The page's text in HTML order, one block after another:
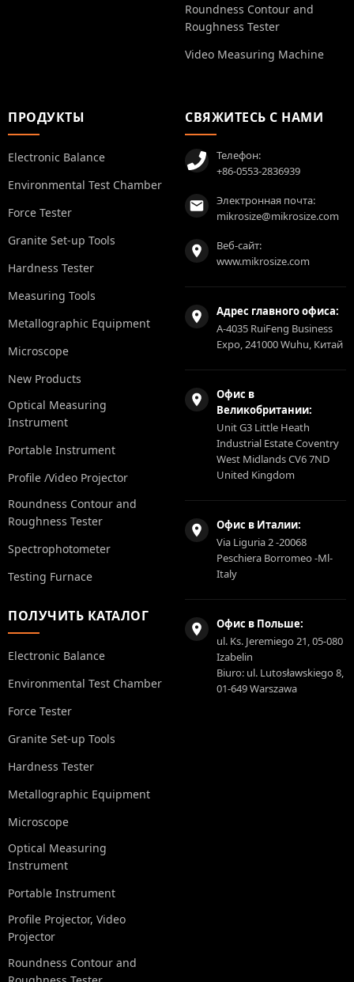
Roundness Contour and
Roughness Tester
Video Measuring Machine
ПРОДУКТЫ
Electronic Balance
Environmental Test Chamber
Force Tester
Granite Set-up Tools
Hardness Tester
Measuring Tools
Metallographic Equipment
Microscope
New Products
Optical Measuring
Instrument
Portable Instrument
Profile /Video Projector
Roundness Contour and
Roughness Tester
Spectrophotometer
Testing Furnace
ПОЛУЧИТЬ КАТАЛОГ
Electronic Balance
Environmental Test Chamber
Force Tester
Granite Set-up Tools
Hardness Tester
Metallographic Equipment
Microscope
Optical Measuring
Instrument
Portable Instrument
Profile Projector, Video
Projector
Roundness Contour and
СВЯЖИТЕСЬ С НАМИ
Телефон:
+86-0553-2836939
Электронная почта:
mikrosize@mikrosize.com
Веб-сайт:
www.mikrosize.com
Адрес главного офиса:
A-4035 RuiFeng Business
Expo, 241000 Wuhu, Китай
Офис в
Великобритании:
Unit G3 Little Heath
Industrial Estate Coventry
West Midlands CV6 7ND
United Kingdom
Офис в Италии:
Via Liguria 2 -20068
Peschiera Borromeo -Ml-
Italy
Офис в Польше:
ul. Ks. Jeremiego 21, 05-080
Izabelin
Biuro: ul. Lutosławskiego 8,
01-649 Warszawa